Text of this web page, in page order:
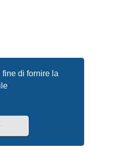
di fornire la